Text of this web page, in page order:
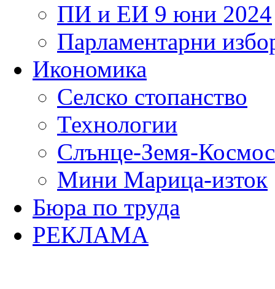
ПИ и ЕИ 9 юни 2024
Парламентарни
Икономика
Селско стопанство
Технологии
Слънце-Земя-Космос
Мини Марица-изток
Бюра по труда
РЕКЛАМА